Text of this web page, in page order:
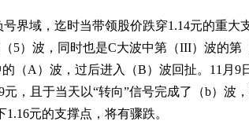
界域，迄时当带领股价跌穿1.14元的重
5）波，同时也是C大波中第（III）波的
（A）波，过后进入（B）波回扯。11月
，且于当天以“转向”信号完成了（b）波
元的支撑点，将有骤跌。